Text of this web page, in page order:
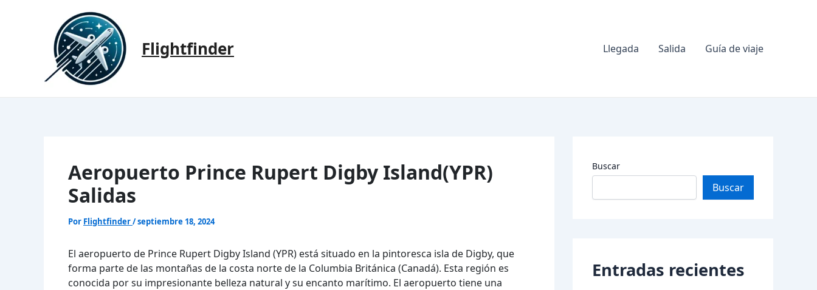
Flightfinder Llegada Salida Guía de viaje
Aeropuerto Prince Rupert Digby Island(YPR)
Salidas
Por Flightfinder/septiembre 18, 2024
El aeropuerto de Prince Rupert Digby Island (YPR) está situado en la pintoresca isla de Digby, que
forma parte de las montañas de la costa norte de la Columbia Británica (Canadá). Esta región es
conocida por su impresionante belleza natural y su encanto marítimo. El aeropuerto tiene una
Buscar
Buscar
Entradas recientes